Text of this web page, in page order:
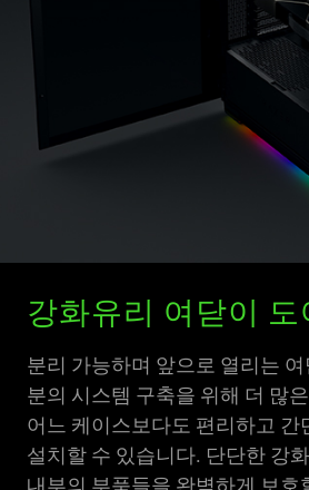
강화유리 여닫이 도
분리 가능하며 앞으로 열리는
분의 시스템 구축을 위해 더 많
어느 케이스보다도 편리하고 간
설치할 수 있습니다. 단단한 강
내부의 부품들을 완벽하게 보호